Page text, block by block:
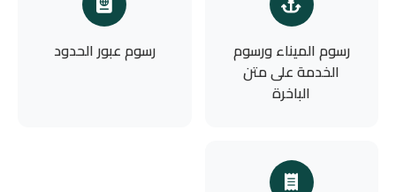
رسوم الميناء ورسوم
الخدمة على متن
الباخرة
رسوم عبور الحدود